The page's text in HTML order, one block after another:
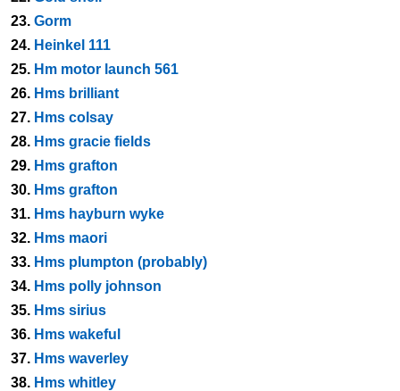
23. Gorm
24. Heinkel 111
25. Hm motor launch 561
26. Hms brilliant
27. Hms colsay
28. Hms gracie fields
29. Hms grafton
30. Hms grafton
31. Hms hayburn wyke
32. Hms maori
33. Hms plumpton (probably)
34. Hms polly johnson
35. Hms sirius
36. Hms wakeful
37. Hms waverley
38. Hms whitley